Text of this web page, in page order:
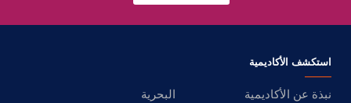
استكشف الأكاديمية
نبذة عن الأكاديمية
البحرية